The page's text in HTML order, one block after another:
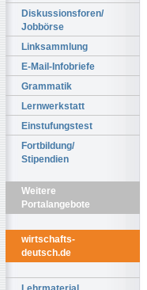
Diskussionsforen/
Jobbörse
Linksammlung
E-Mail-Infobriefe
Grammatik
Lernwerkstatt
Einstufungstest
Fortbildung/
Stipendien
Weitere
Portalangebote
wirtschafts-
deutsch.de
Lehrmaterial